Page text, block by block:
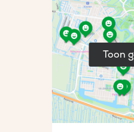
Toon